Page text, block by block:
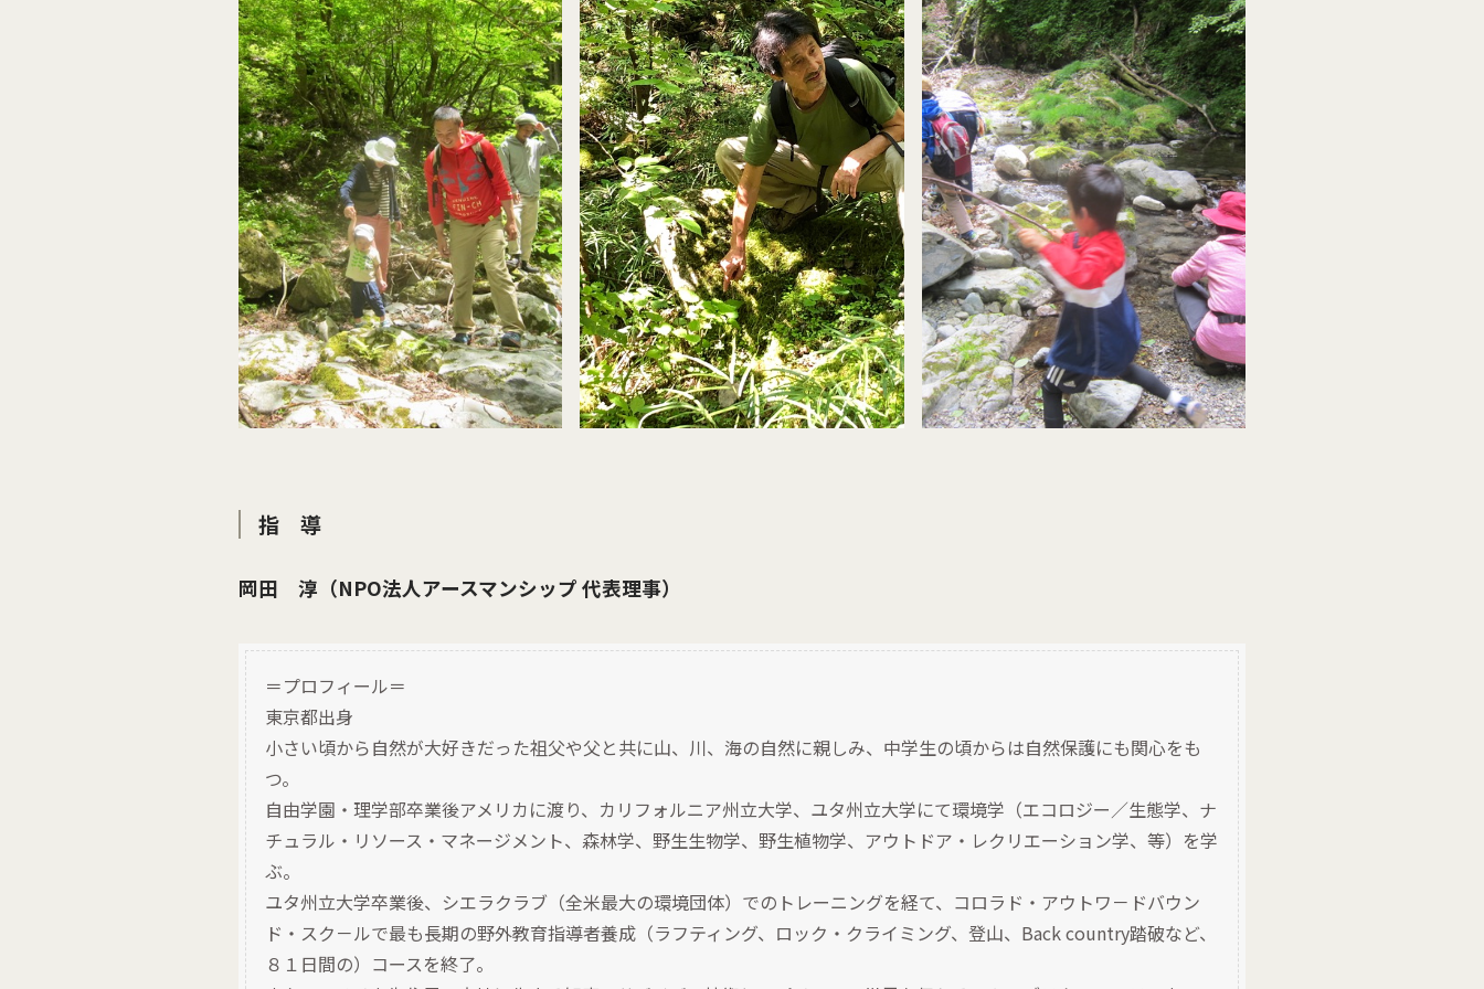
指 導
岡田 淳（NPO法人アースマンシップ 代表理事）
＝プロフィール＝
東京都出身
小さい頃から自然が大好きだった祖父や父と共に山、川、海の自然に親しみ、中学生の頃からは自然保護にも関心をも
つ。
自由学園・理学部卒業後アメリカに渡り、カリフォルニア州立大学、ユタ州立大学にて環境学（エコロジー／生態学、ナ
チュラル・リソース・マネージメント、森林学、野生生物学、野生植物学、アウトドア・レクリエーション学、等）を学
ぶ。
ユタ州立大学卒業後、シエラクラブ（全米最大の環境団体）でのトレーニングを経て、コロラド・アウトワ－ドバウン
ド・スク－ルで最も長期の野外教育指導者養成（ラフティング、ロック・クライミング、登山、Back country踏破など、
８１日間の）コースを終了。